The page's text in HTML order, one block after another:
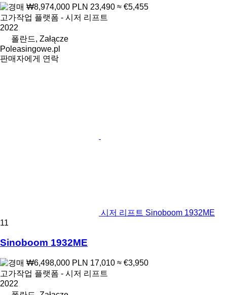
₩8,974,000 PLN 23,490 ≈ €5,455
고가작업 플랫폼 - 시저 리프트
2022
폴란드, Załącze
Poleasingowe.pl
판매자에게 연락
시저 리프트 Sinoboom 1932ME
11
Sinoboom 1932ME
₩6,498,000 PLN 17,010 ≈ €3,950
고가작업 플랫폼 - 시저 리프트
2022